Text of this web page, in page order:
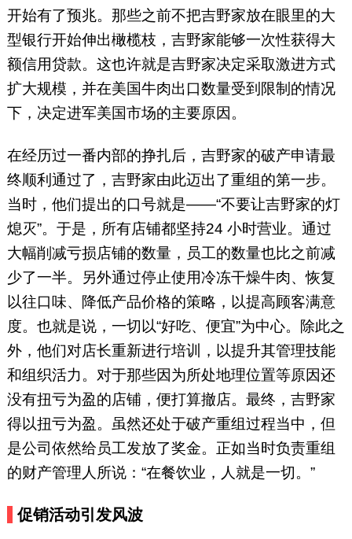
开始有了预兆。那些之前不把吉野家放在眼里的大
型银行开始伸出橄榄枝，吉野家能够一次性获得大
额信用贷款。这也许就是吉野家决定采取激进方式
扩大规模，并在美国牛肉出口数量受到限制的情况
下，决定进军美国市场的主要原因。
在经历过一番内部的挣扎后，吉野家的破产申请最
终顺利通过了，吉野家由此迈出了重组的第一步。
当时，他们提出的口号就是——“不要让吉野家的灯
熄灭”。于是，所有店铺都坚持24 小时营业。通过
大幅削减亏损店铺的数量，员工的数量也比之前减
少了一半。另外通过停止使用冷冻干燥牛肉、恢复
以往口味、降低产品价格的策略，以提高顾客满意
度。也就是说，一切以“好吃、便宜”为中心。除此之
外，他们对店长重新进行培训，以提升其管理技能
和组织活力。对于那些因为所处地理位置等原因还
没有扭亏为盈的店铺，便打算撤店。最终，吉野家
得以扭亏为盈。虽然还处于破产重组过程当中，但
是公司依然给员工发放了奖金。正如当时负责重组
的财产管理人所说：“在餐饮业，人就是一切。”
促销活动引发风波